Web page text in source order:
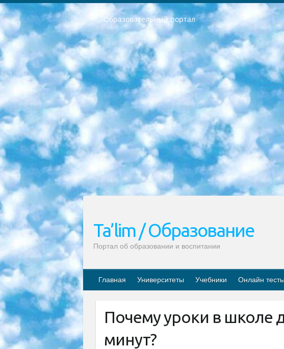
Образовательный портал
РЕСПУБЛИКА УЗБЕКИСТАН МИНИСТРЕРСТВО ДОШКОЛЬНОГО И ШКОЛЬНОГО ОБРАЗОВАНИЯ КОМАНДА в общеобразовательных учреждениях в 2023-2024 учебном году организация и проведение итоговой государственной аттестации обучающихся о Министра дошкольного и школьного образования Республики Узбекистан от 4 марта 2008 года (постановлением Минюста от 20 марта 2008 года № 1778 государственной регистрации) «Итоговое состояние учащихся общего среднего образования на основании положения об утверждении положения об аттестации общего среднего образования выпускной экзамен студентов в образовательных учреждениях в 2023-2024 учебном году В целях организации и прохождения аттестации приказываю: 1. Следующее: перечень предметов, по которым будет проводиться итоговая государственная аттестация и экзамен формы перевода согласно приложению 1; сертификаты международного образца, оценивающие уровень владения иностранными языками перечень согласно приложению 2; 2. Педагогический при специализированных образовательных учреждениях. научно-практический центр квалификации и международной оценки (Д.Давидова) 2024 г. До 25 марта: задания по предметам, по которым будет проводиться итоговая аттестация разработка и утверждение технических условий; итоговая аттестация на основании разработанного предметного задания разработка вопросов по предметам (устно и письменно), экзамен передача; общеобразовательные средние школы и специальные учебные заведения учащиеся выпускных классов школ и интернатов в агентской системе подготовка базы данных экзаменационных материалов и критериев оценки; перевод базы экзаменационных материалов на все языки обучения подать в Республиканский образовательный центр для изготовления; варианты экзаменов на основе разработанных контрольных материалов пусть будут поставлены задачи формирования. 3. Республиканский образовательный центр (Ш.Худайкулов) до 5 апреля 2024 года. до: база данных предоставленных экзаменационных материалов на все языки обучения перевод и экспертиза; для слепых, слабовидящих, глухих, слабослышащих и умственно отсталых детей учащиеся выпускных классов специализированных школ и школ-интернатов база данных экзаменационных материалов на всех преподаваемых языках подготовка критериев оценки; специализированные школы для умственно отсталых детей и технологии для учащихся выпускных классов школ-интернатов разработка соответствующих рекомендаций и критериев проведения ЕГЭ по естествознанию давать задания. 4. Педагогический при специализированных образовательных учреждениях. Научно-практический центр навыков и международной оценки (Д.Давидова), Республика образовательный центр (Худайкулов Ш.) итоговый государственный аттестационный экзамен ориентирован на творческое и логическое мышление при подготовке базы материалов учитывать введение заданий. 5. Следует отметить, что: сертификат государственного образца о знании общеобразовательного предмета и как минимум национальный уровень B1 по предметам на иностранных языках, указанным в Приложении 2. или международно признанный сертификат эквивалентного уровня студенты, изучающие определенный предмет, освобождаются от экзамена; по соответствующим предметам запланирована итоговая государственная аттестация за день до дня, путем жеребьевки Рабочей группой (в письменной форме по предметам, проводимым в форме) из числа сформированных вариантов выбрано 2 варианта; 2 выбранных варианта экзамена анонсированы на официальном сайте министерства и все выпускники по всей стране на основе этих вариантов проводит итоговую государственную аттестацию. 6. Государственное образование учащихся средних
Ta’lim / Образование
Портал об образовании и воспитании
Главная Университеты Учебники Онлайн тесты
Почему уроки в школе
минут?